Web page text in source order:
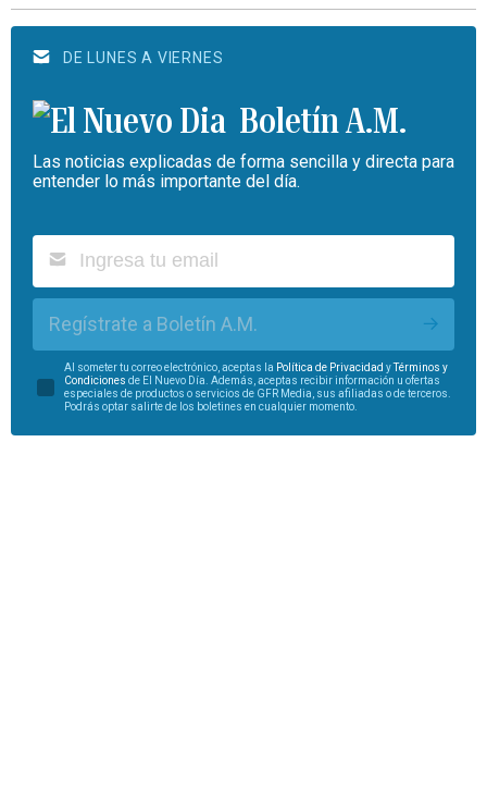
DE LUNES A VIERNES
Boletín A.M.
Las noticias explicadas de forma sencilla y directa para
entender lo más importante del día.
Regístrate a Boletín A.M.
Al someter tu correo electrónico, aceptas la Política de Privacidad yTérminos y
Condiciones de El Nuevo Día. Además, aceptas recibir información u ofertas
especiales de productos o servicios de GFR Media, sus afiliadas o de terceros.
Podrás optar salirte de los boletines en cualquier momento.